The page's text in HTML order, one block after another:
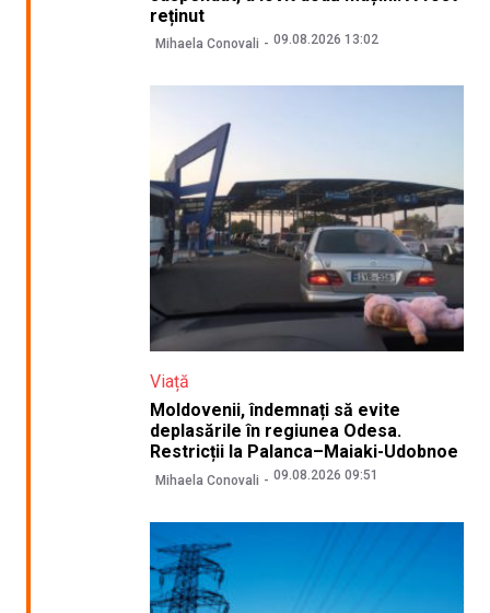
reținut
Mihaela Conovali 09.08.2026 13:02
Viață
Moldovenii, îndemnați să evite
deplasările în regiunea Odesa.
Restricții la Palanca–Maiaki-Udobnoe
Mihaela Conovali 09.08.2026 09:51